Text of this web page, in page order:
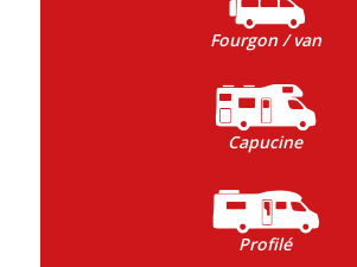
Fourgon / van
Capucine
Profilé